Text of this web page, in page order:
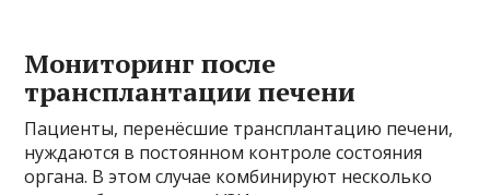
Мониторинг после
трансплантации печени
Пациенты, перенёсшие трансплантацию печени,
нуждаются в постоянном контроле состояния
органа. В этом случае комбинируют несколько